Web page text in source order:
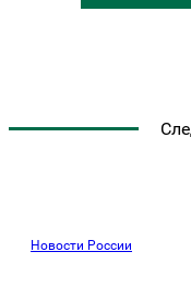
Новости России